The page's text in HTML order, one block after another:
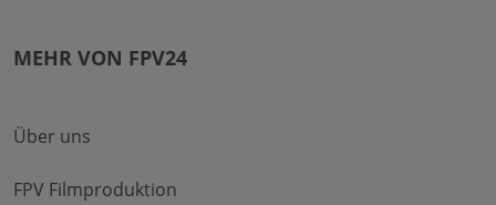
MEHR VON FPV24
Über uns
FPV Filmproduktion